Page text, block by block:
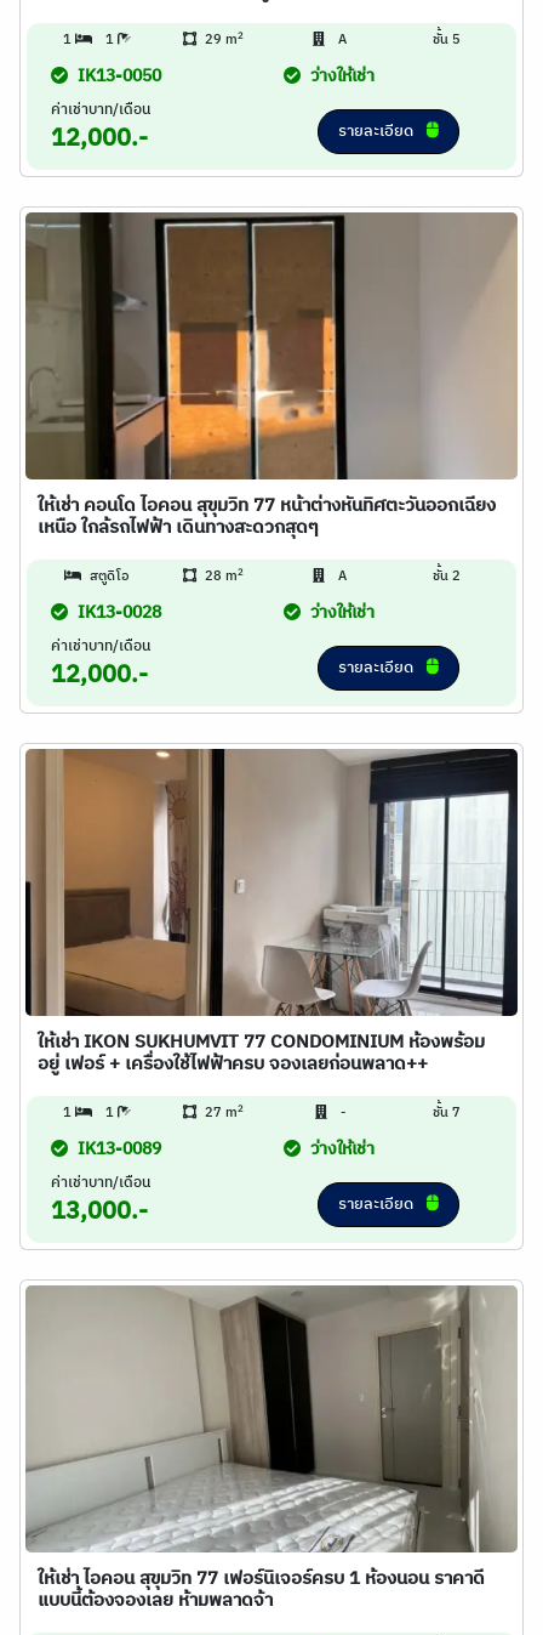
1 1 29 m2 A ชั้น 5
IK13-0050 ว่างให้เช่า
ค่าเช่าบาท/เดือน
12,000.- รายละเอียด
ให้เช่า คอนโด ไอคอน สุขุมวิท 77 หน้าต่างหันทิศตะวันออกเฉียง
เหนือ ใกล้รถไฟฟ้า เดินทางสะดวกสุดๆ
สตูดิโอ 28 m2 A ชั้น 2
IK13-0028 ว่างให้เช่า
ค่าเช่าบาท/เดือน
12,000.- รายละเอียด
ให้เช่า IKON SUKHUMVIT 77 CONDOMINIUM ห้องพร้อม
อยู่ เฟอร์ + เครื่องใช้ไฟฟ้าครบ จองเลยก่อนพลาด++
1 1 27 m2 - ชั้น 7
IK13-0089 ว่างให้เช่า
ค่าเช่าบาท/เดือน
13,000.- รายละเอียด
ให้เช่า ไอคอน สุขุมวิท 77 เฟอร์นิเจอร์ครบ 1 ห้องนอน ราคาดี
แบบนี้ต้องจองเลย ห้ามพลาดจ้า